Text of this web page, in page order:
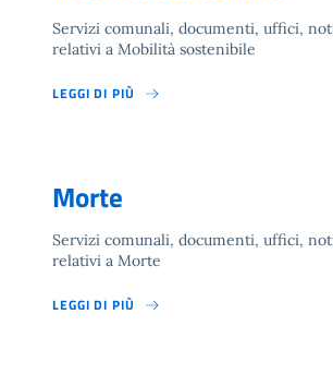
Servizi comunali, documenti, uffici,
relativi a Mobilità sostenibile
LEGGI DI PIÙ
Morte
Servizi comunali, documenti, uffici,
relativi a Morte
LEGGI DI PIÙ